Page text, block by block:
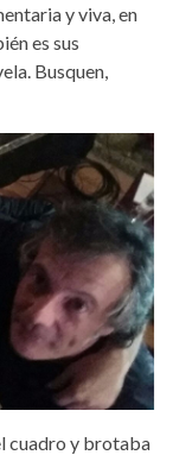
y viva, en
es sus
Busquen,
cuadro y brotaba